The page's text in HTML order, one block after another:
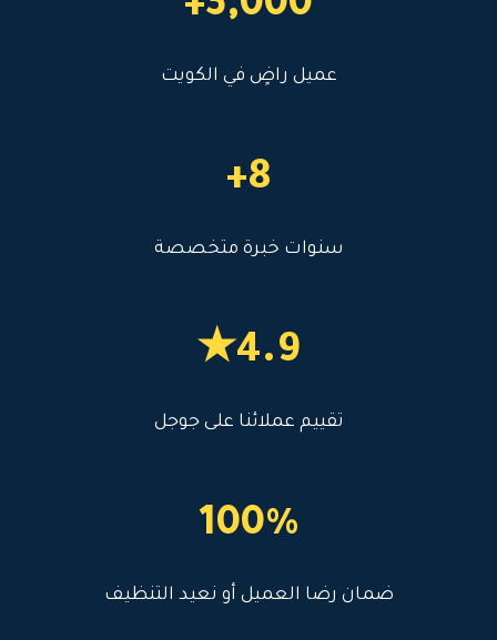
عميل راضٍ في الكويت
8+
سنوات خبرة متخصصة
4.9★
تقييم عملائنا على جوجل
100%
ضمان رضا العميل أو نعيد التنظيف